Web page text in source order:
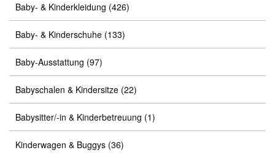
Baby- & Kinderkleidung (426)
Baby- & Kinderschuhe (133)
Baby-Ausstattung (97)
Babyschalen & Kindersitze (22)
Babysitter/-in & Kinderbetreuung (1)
Kinderwagen & Buggys (36)